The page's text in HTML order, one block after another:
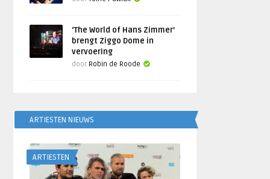
‘The World of Hans Zimmer’
brengt Ziggo Dome in
vervoering
door Robin de Roode
ARTIESTEN NIEUWS
ARTIESTEN